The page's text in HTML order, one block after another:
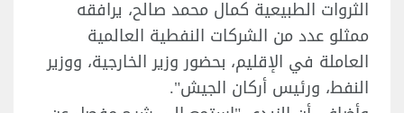
الثروات الطبيعية كمال محمد صالح، يرافقه
ممثلو عدد من الشركات النفطية العالمية
العاملة في الإقليم، بحضور وزير الخارجية، ووزير
النفط، ورئيس أركان الجيش".